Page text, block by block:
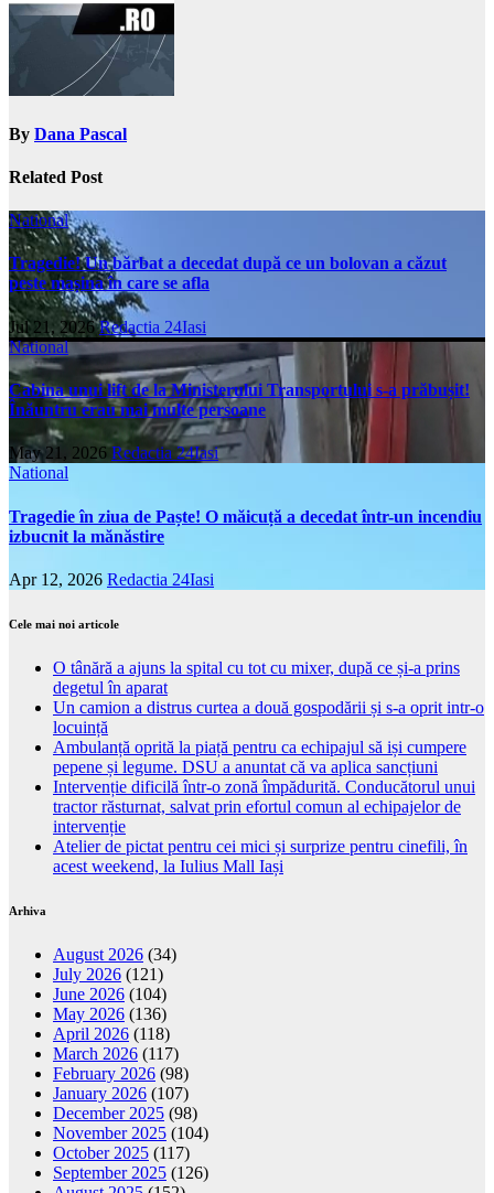
By Dana Pascal
Related Post
National
Tragedie! Un bărbat a decedat după ce un bolovan a căzut
peste mașina în care se afla
Jul 21, 2026Redactia 24Iasi
National
Cabina unui lift de la Ministerului Transportului s-a prăbușit!
Înăuntru erau mai multe persoane
May 21, 2026Redactia 24Iasi
National
Tragedie în ziua de Paște! O măicuță a decedat într-un incendiu
izbucnit la mănăstire
Apr 12, 2026 Redactia 24Iasi
Cele mai noi articole
O tânără a ajuns la spital cu tot cu mixer, după ce și-a prins
degetul în aparat
Un camion a distrus curtea a două gospodării și s-a oprit intr-o
locuință
Ambulanță oprită la piață pentru ca echipajul să iși cumpere
pepene și legume. DSU a anuntat că va aplica sancțiuni
Intervenție dificilă într-o zonă împădurită. Conducătorul unui
tractor răsturnat, salvat prin efortul comun al echipajelor de
intervenție
Atelier de pictat pentru cei mici și surprize pentru cinefili, în
acest weekend, la Iulius Mall Iași
Arhiva
August 2026 (34)
July 2026 (121)
June 2026 (104)
May 2026 (136)
April 2026 (118)
March 2026 (117)
February 2026 (98)
January 2026 (107)
December 2025 (98)
November 2025 (104)
October 2025 (117)
September 2025 (126)